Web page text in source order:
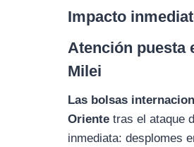
b
o
g
s
Impacto
Atención puesta
Milei
Las bolsas
Oriente tras el ataque
inmediata: desplomes